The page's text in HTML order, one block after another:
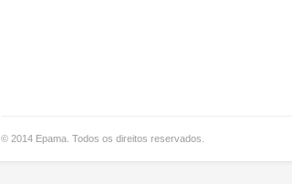
© 2014 Epama. Todos os direitos reservados.